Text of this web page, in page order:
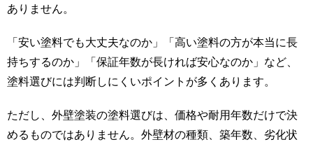
ありません。
「安い塗料でも大丈夫なのか」「高い塗料の方が本当に長
持ちするのか」「保証年数が長ければ安心なのか」など、
塗料選びには判断しにくいポイントが多くあります。
ただし、外壁塗装の塗料選びは、価格や耐用年数だけで決
めるものではありません。外壁材の種類、築年数、劣化状